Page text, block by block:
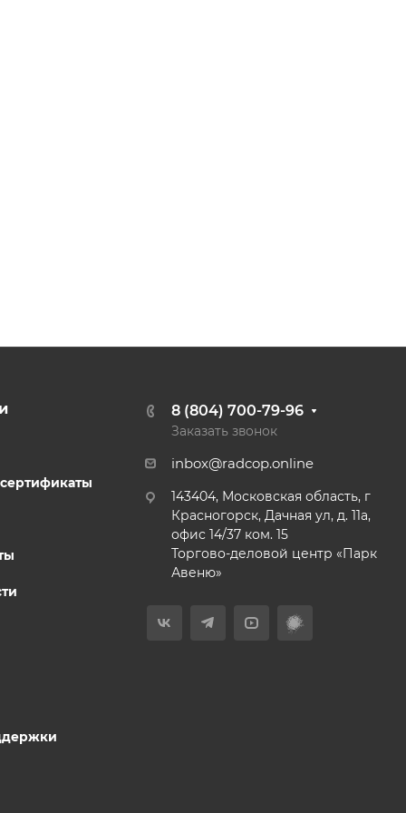
8 (804) 700-79-96
Заказать звонок
inbox@radcop.online
143404, Московская область, г
Красногорск, Дачная ул, д. 11а,
офис 14/37 ком. 15​
Торгово-деловой центр «Парк
Авеню»